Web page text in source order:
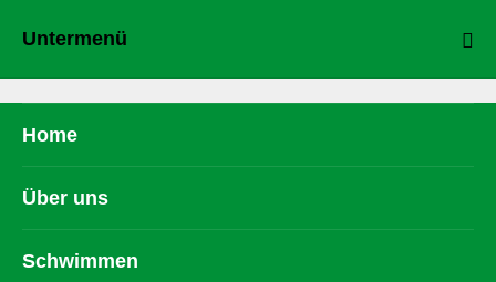
Untermenü
Home
Über uns
Schwimmen